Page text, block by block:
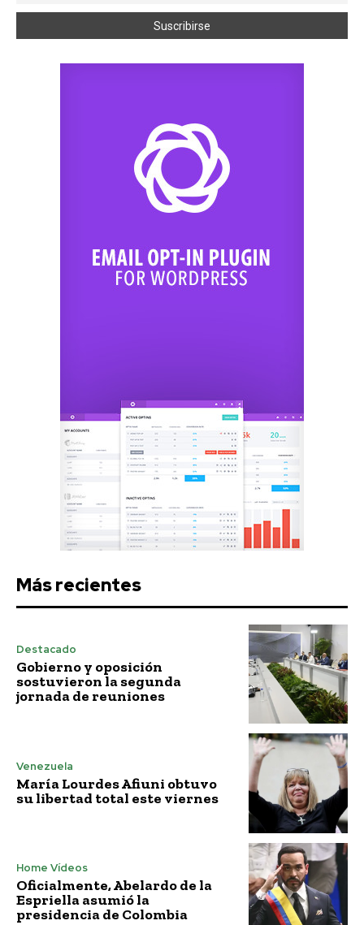
Más recientes
Destacado
Gobierno y oposición
sostuvieron la segunda
jornada de reuniones
Venezuela
María Lourdes Afiuni obtuvo
su libertad total este viernes
Home Vídeos
Oficialmente, Abelardo de la
Espriella asumió la
presidencia de Colombia